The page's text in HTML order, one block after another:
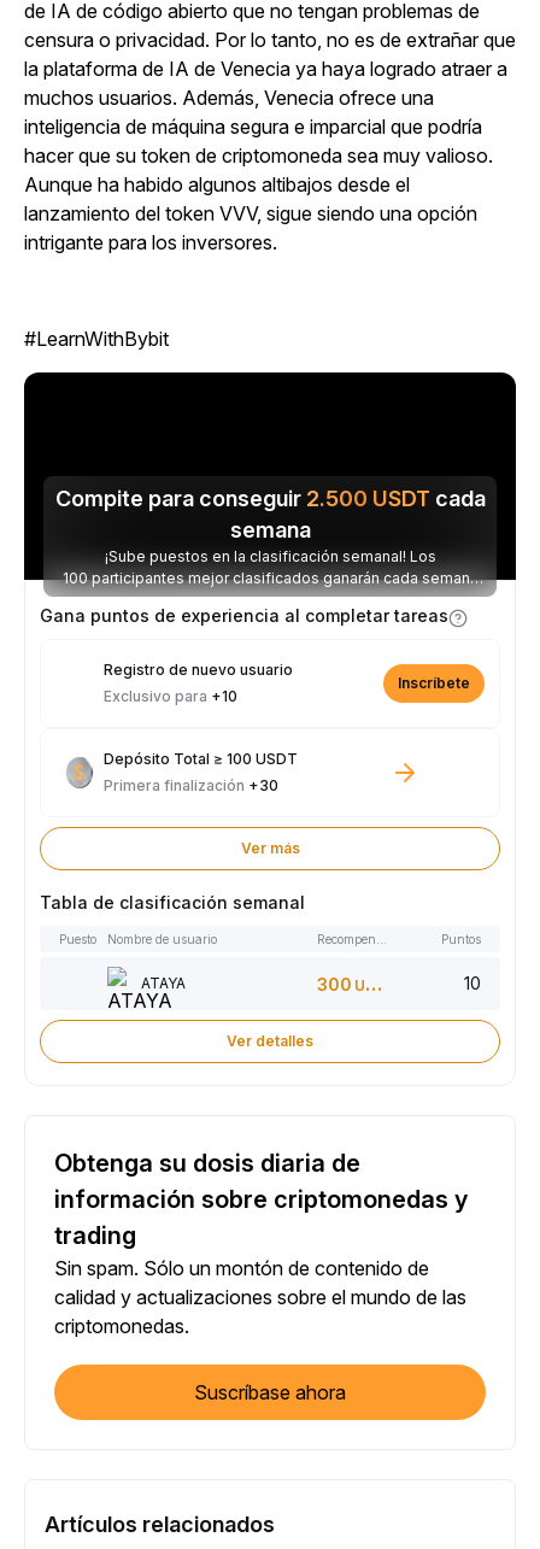
de IA de código abierto que no tengan problemas de
censura o privacidad. Por lo tanto, no es de extrañar que
la plataforma de IA de Venecia ya haya logrado atraer a
muchos usuarios. Además, Venecia ofrece una
inteligencia de máquina segura e imparcial que podría
hacer que su token de criptomoneda sea muy valioso.
Aunque ha habido algunos altibajos desde el
lanzamiento del token VVV, sigue siendo una opción
intrigante para los inversores.
#LearnWithBybit
Compite para conseguir 2.500 USDT cada
semana
¡Sube puestos en la clasificación semanal! Los
100 participantes mejor clasificados ganarán cada semana
parte de los 2.500 USDT disponibles.
Gana puntos de experiencia al completar tareas
Registro de nuevo usuario
Exclusivo para +10
Inscríbete
Depósito Total ≥ 100 USDT
Primera finalización +30
Ver más
Tabla de clasificación semanal
Puesto Nombre de usuario Recompensas Puntos
ATAYA 300 USDT 10
Ver detalles
Obtenga su dosis diaria de
información sobre criptomonedas y
trading
Sin spam. Sólo un montón de contenido de
calidad y actualizaciones sobre el mundo de las
criptomonedas.
Suscríbase ahora
Artículos relacionados